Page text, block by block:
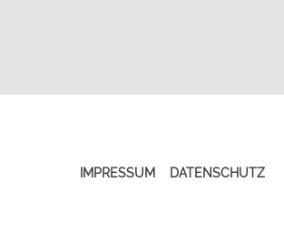
IMPRESSUM DATENSCHUTZ